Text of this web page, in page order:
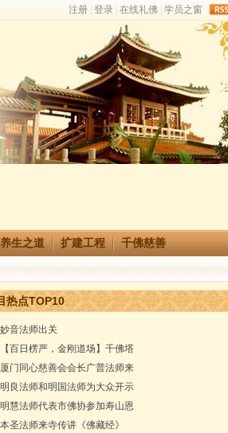
养生之道 扩建工程 千佛慈善
热点TOP10
妙音法师出关
【百日楞严，金刚道场】千佛塔
厦门同心慈善会会长广普法师来
明良法师和明国法师为大众开示
明慧法师代表市佛协参加寿山恩
本圣法师来寺传讲《佛藏经》